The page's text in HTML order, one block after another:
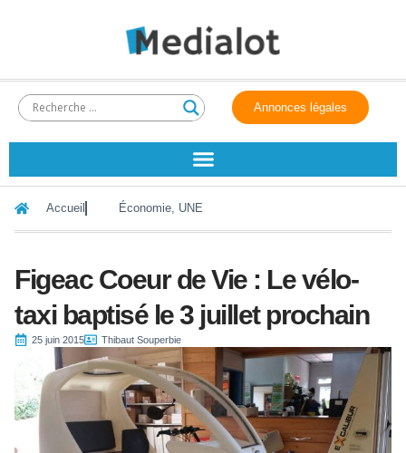
Annonces légales
Accueil Économie, UNE
Figeac Coeur de Vie : Le vélo-
taxi baptisé le 3 juillet prochain
25 juin 2015 Thibaut Souperbie